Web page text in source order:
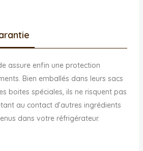
assure enfin une protection
Bien emballés dans leurs sacs
boites spéciales, ils ne risquent pas
au contact d’autres ingrédients
dans votre réfrigérateur.